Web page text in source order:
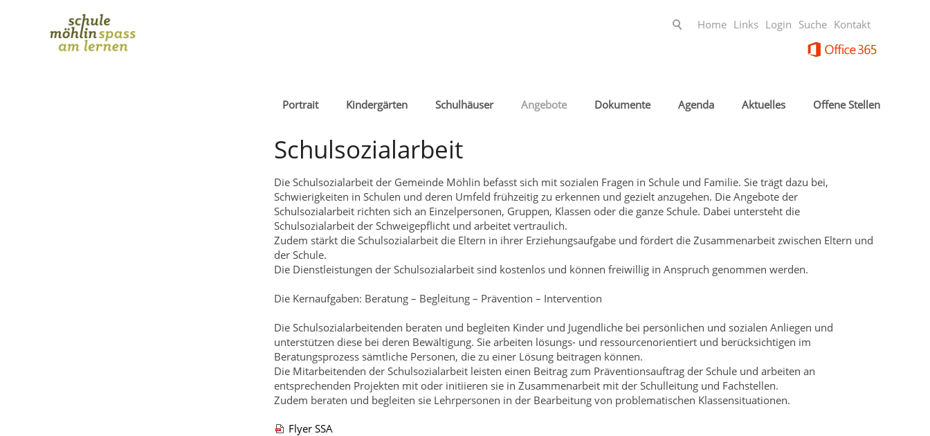
Home Links Login Suche Kontakt
Portrait Kindergärten Schulhäuser Angebote Dokumente Agenda Aktuelles Offene Stellen
Schulsozialarbeit
Die Schulsozialarbeit der Gemeinde Möhlin befasst sich mit sozialen Fragen in Schule und Familie. Sie trägt dazu bei,
Schwierigkeiten in Schulen und deren Umfeld frühzeitig zu erkennen und gezielt anzugehen. Die Angebote der
Schulsozialarbeit richten sich an Einzelpersonen, Gruppen, Klassen oder die ganze Schule. Dabei untersteht die
Schulsozialarbeit der Schweigepflicht und arbeitet vertraulich.
Zudem stärkt die Schulsozialarbeit die Eltern in ihrer Erziehungsaufgabe und fördert die Zusammenarbeit zwischen Eltern und
der Schule.
Die Dienstleistungen der Schulsozialarbeit sind kostenlos und können freiwillig in Anspruch genommen werden.
Die Kernaufgaben: Beratung – Begleitung – Prävention – Intervention
Die Schulsozialarbeitenden beraten und begleiten Kinder und Jugendliche bei persönlichen und sozialen Anliegen und
unterstützen diese bei deren Bewältigung. Sie arbeiten lösungs- und ressourcenorientiert und berücksichtigen im
Beratungsprozess sämtliche Personen, die zu einer Lösung beitragen können.
Die Mitarbeitenden der Schulsozialarbeit leisten einen Beitrag zum Präventionsauftrag der Schule und arbeiten an
entsprechenden Projekten mit oder initiieren sie in Zusammenarbeit mit der Schulleitung und Fachstellen.
Zudem beraten und begleiten sie Lehrpersonen in der Bearbeitung von problematischen Klassensituationen.
Flyer SSA